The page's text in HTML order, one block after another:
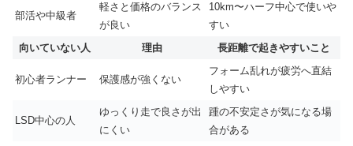
部活や中級者
軽さと価格のバランス
が良い
10km〜ハーフ中心で使いや
すい
向いていない人
理由 長距離で起きやすいこと
初心者ランナー 保護感が強くない
フォーム乱れが疲労へ直結
しやすい
LSD中心の人
ゆっくり走で良さが出
にくい
踵の不安定さが気になる場
合がある